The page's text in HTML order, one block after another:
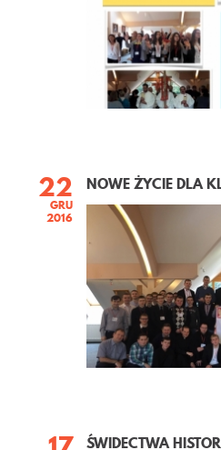
22
GRU
2016
NOWE ŻYCIE DLA
ŚWIDECTWA